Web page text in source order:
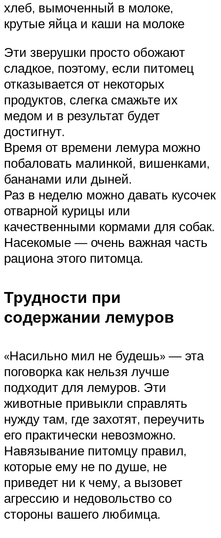
хлеб, вымоченный в молоке,
крутые яйца и каши на молоке
Эти зверушки просто обожают
сладкое, поэтому, если питомец
отказывается от некоторых
продуктов, слегка смажьте их
медом и в результат будет
достигнут.
Время от времени лемура можно
побаловать малинкой, вишенками,
бананами или дыней.
Раз в неделю можно давать кусочек
отварной курицы или
качественными кормами для собак.
Насекомые — очень важная часть
рациона этого питомца.
Трудности при
содержании лемуров
«Насильно мил не будешь» — эта
поговорка как нельзя лучше
подходит для лемуров. Эти
животные привыкли справлять
нужду там, где захотят, переучить
его практически невозможно.
Навязывание питомцу правил,
которые ему не по душе, не
приведет ни к чему, а вызовет
агрессию и недовольство со
стороны вашего любимца.